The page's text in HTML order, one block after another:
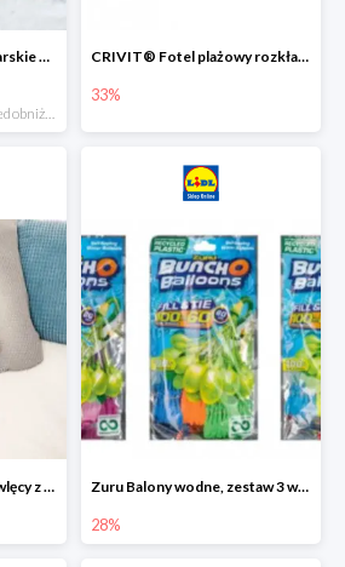
CRIVIT® Spodnie narciarskie dziewczęce
*najniższa cena z 30 dni przed obniżką
CRIVIT® Fotel plażowy rozkładany / Brodzik dziecięcy
33%
LUPILU® T-shirt niemowlęcy z biobawełny -39% Zuru Balony wodne, zestaw 3 wiązek -28%
28%